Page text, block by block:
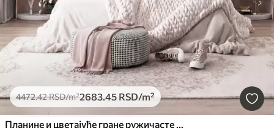
4472.42RSD/m²2683.45 RSD/m²
Планине и цветајуће гране ружичасте магнолије, текстурирани пејзаж